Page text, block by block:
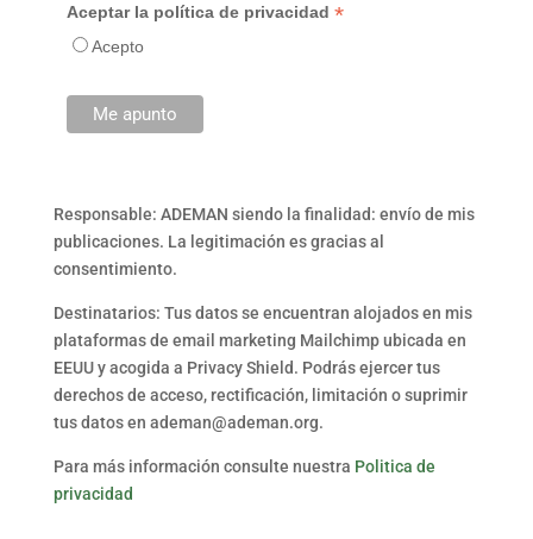
Aceptar la política de privacidad *
Acepto
Responsable: ADEMAN siendo la finalidad: envío de mis
publicaciones. La legitimación es gracias al
consentimiento.
Destinatarios: Tus datos se encuentran alojados en mis
plataformas de email marketing Mailchimp ubicada en
EEUU y acogida a Privacy Shield. Podrás ejercer tus
derechos de acceso, rectificación, limitación o suprimir
tus datos en ademan@ademan.org.
Para más información consulte nuestra Politica de
privacidad